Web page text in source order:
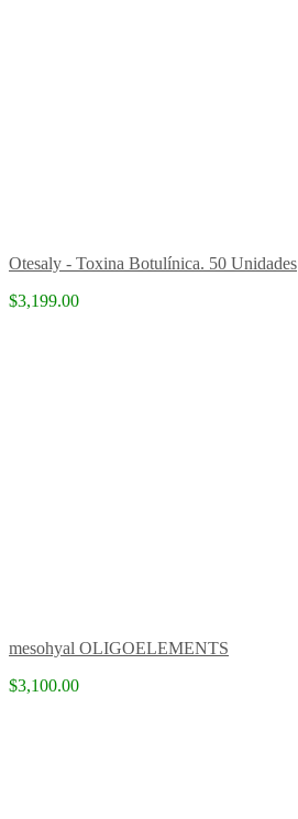
Otesaly - Toxina Botulínica. 50 Unidades
$3,199.00
mesohyal OLIGOELEMENTS
$3,100.00